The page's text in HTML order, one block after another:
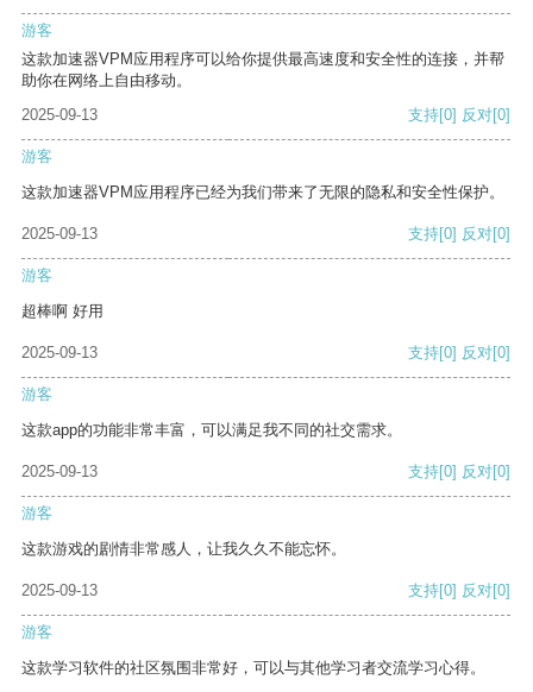
游客
这款加速器VPM应用程序可以给你提供最高速度和安全性的连接，并帮
助你在网络上自由移动。
2025-09-13
支持[0] 反对[0]
游客
这款加速器VPM应用程序已经为我们带来了无限的隐私和安全性保护。
2025-09-13 支持[0] 反对[0]
游客
超棒啊 好用
2025-09-13 支持[0] 反对[0]
游客
这款app的功能非常丰富，可以满足我不同的社交需求。
2025-09-13 支持[0] 反对[0]
游客
这款游戏的剧情非常感人，让我久久不能忘怀。
2025-09-13 支持[0] 反对[0]
游客
这款学习软件的社区氛围非常好，可以与其他学习者交流学习心得。